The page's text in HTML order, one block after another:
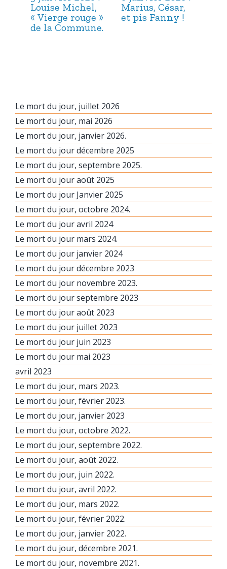
Louise Michel,
« Vierge rouge »
de la Commune.
Marius, César,
et pis Fanny !
Le mort du jour, juillet 2026
Le mort du jour, mai 2026
Le mort du jour, janvier 2026.
Le mort du jour décembre 2025
Le mort du jour, septembre 2025.
Le mort du jour août 2025
Le mort du jour Janvier 2025
Le mort du jour, octobre 2024.
Le mort du jour avril 2024
Le mort du jour mars 2024.
Le mort du jour janvier 2024
Le mort du jour décembre 2023
Le mort du jour novembre 2023.
Le mort du jour septembre 2023
Le mort du jour août 2023
Le mort du jour juillet 2023
Le mort du jour juin 2023
Le mort du jour mai 2023
avril 2023
Le mort du jour, mars 2023.
Le mort du jour, février 2023.
Le mort du jour, janvier 2023
Le mort du jour, octobre 2022.
Le mort du jour, septembre 2022.
Le mort du jour, août 2022.
Le mort du jour, juin 2022.
Le mort du jour, avril 2022.
Le mort du jour, mars 2022.
Le mort du jour, février 2022.
Le mort du jour, janvier 2022.
Le mort du jour, décembre 2021.
Le mort du jour, novembre 2021.